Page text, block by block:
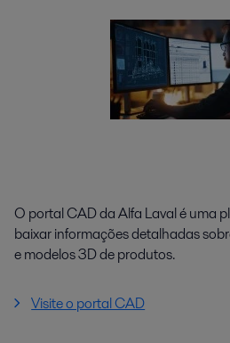
O portal CAD da Alfa Laval é uma
baixar informações detalhadas
e modelos 3D de produtos.
Visite o portal CAD